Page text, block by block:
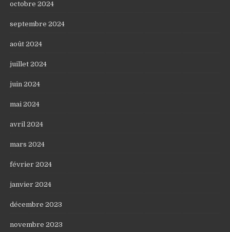
octobre 2024
septembre 2024
août 2024
juillet 2024
juin 2024
mai 2024
avril 2024
mars 2024
février 2024
janvier 2024
décembre 2023
novembre 2023